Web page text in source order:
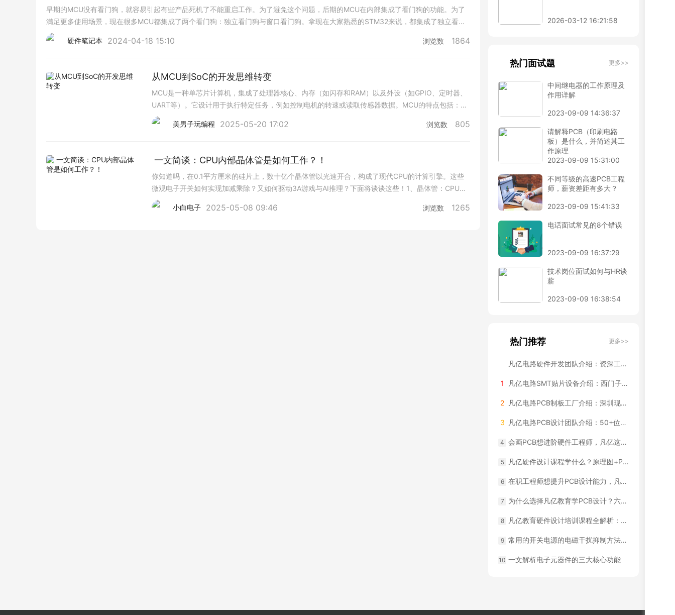
早期的MCU没有看门狗，就容易引起有些产品死机了不能重启工作。为了避免这个问题，后期的MCU在内部集成了看门狗的功能。为了
满足更多使用场景，现在很多MCU都集成了两个看门狗：独立看门狗与窗口看门狗。拿现在大家熟悉的STM32来说，都集成了独立看门
狗和窗口看门狗，下面就展开来讲讲这个两个看门狗以及它们
硬件笔记本
2024-04-18 15:10 浏览数 1864
从MCU到SoC的开发思维转变
MCU是一种单芯片计算机，集成了处理器核心、内存（如闪存和RAM）以及外设（如GPIO、定时器、
UART等）。它设计用于执行特定任务，例如控制电机的转速或读取传感器数据。MCU的特点包括：简
单架构：通常只有一个处理器核心，内存和外设资源有限。低功耗：适合电池供电设备，支持多种低功
耗模式。实时性：常用
美男子玩编程 2025-05-20 17:02 浏览数 805
​ 一文简谈：CPU内部晶体管是如何工作？！
你知道吗，在0.1平方厘米的硅片上，数十亿个晶体管以光速开合，构成了现代CPU的计算引擎。这些
微观电子开关如何实现加减乘除？又如何驱动3A游戏与AI推理？下面将谈谈这些！1、晶体管：CPU的
数字开关MOSFET结构解析三极结构：栅极（Gat
小白电子
2025-05-08 09:46 浏览数 1265
2026-03-12 16:21:58
热门面试题 更多>>
中间继电器的工作原理及
作用详解
2023-09-09 14:36:37
请解释PCB（印刷电路
板）是什么，并简述其工
作原理
2023-09-09 15:31:00
不同等级的高速PCB工程
师，薪资差距有多大？
2023-09-09 15:41:33
电话面试常见的8个错误
2023-09-09 16:37:29
技术岗位面试如何与HR谈
薪
2023-09-09 16:38:54
热门推荐 更多>>
凡亿电路硬件开发团队介绍：资深工程师背景和项目经验
1 凡亿电路SMT贴片设备介绍：西门子全自动产线+ASM贴片机配置
2 凡亿电路PCB制板工厂介绍：深圳现代化厂房实拍
3 凡亿电路PCB设计团队介绍：50+位资深工程师，每年2000+款设计经验
4 会画PCB想进阶硬件工程师，凡亿这类课程适合你
5 凡亿硬件设计课程学什么？原理图+PCB+调试一条龙
6 在职工程师想提升PCB设计能力，凡亿哪类课程适合你
7 为什么选择凡亿教育学PCB设计？六大课程优势详解
8 凡亿教育硬件设计培训课程全解析：从电路到系统完整覆盖
9 常用的开关电源的电磁干扰抑制方法，你知道吗？
10 一文解析电子元器件的三大核心功能